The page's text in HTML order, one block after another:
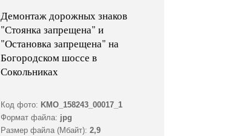
Демонтаж дорожных знаков
"Стоянка запрещена" и
"Остановка запрещена" на
Богородском шоссе в
Сокольниках
Код фото: KMO_158243_00017_1
Формат файла: jpg
Размер файла (Мбайт): 2,9